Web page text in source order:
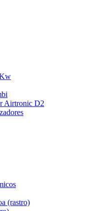
Airtronic D2
(rastro)